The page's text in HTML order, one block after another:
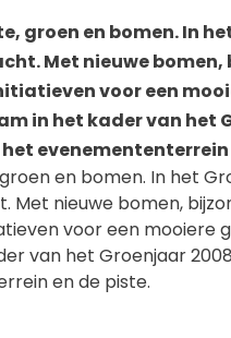
groen en bomen. In
Met nieuwe
voor een
in het kader van het
evenemententerrein
en bomen. In het
Met nieuwe bomen,
voor een mooiere
van het Groenjaar
en de piste.